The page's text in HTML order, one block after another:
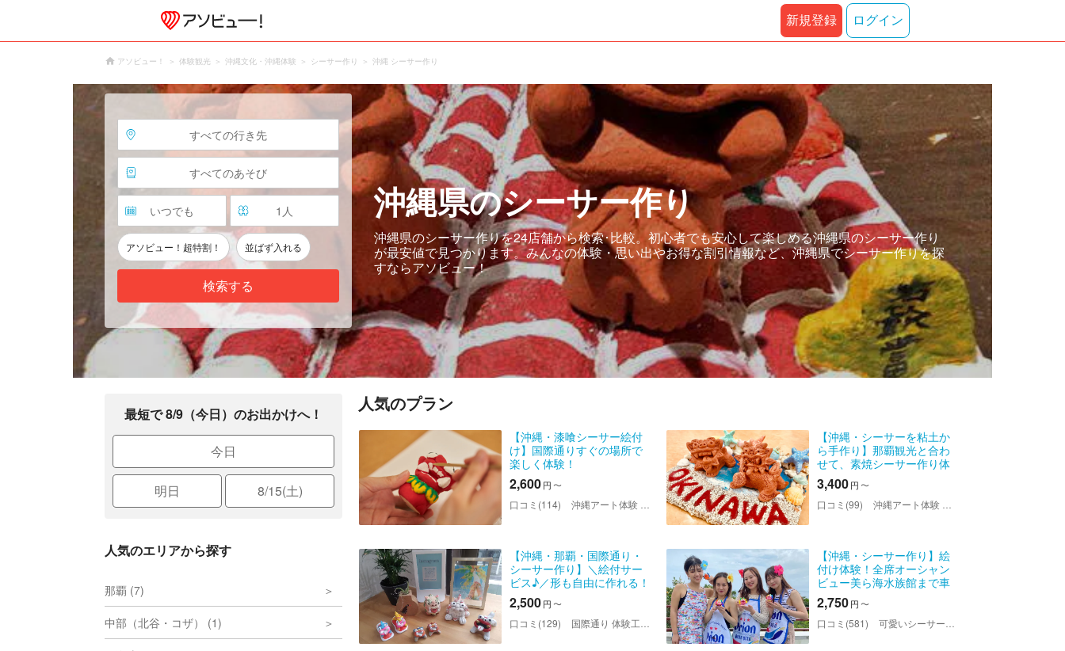
新規登録 ログイン
アソビュー！ 体験観光 沖縄文化・沖縄体験 シーサー作り 沖縄 シーサー作り
すべての行き先
すべてのあそび
いつでも 1 人
アソビュー！超特割！ 並ばず入れる
検索する
沖縄県のシーサー作り
沖縄県のシーサー作りを24店舗から検索･比較。初心者でも安心して楽しめる沖縄県のシーサー作り
が最安値で見つかります。みんなの体験・思い出やお得な割引情報など、沖縄県でシーサー作りを探
すならアソビュー！
最短で 8/9（今日）のお出かけへ！
今日
明日 8/15(土)
人気のエリアから探す
那覇 (7)
中部（北谷・コザ） (1)
人気のプラン
【沖縄・漆喰シーサー絵付
け】国際通りすぐの場所で
楽しく体験！
2,600円 〜
口コミ(114) 沖縄アート体験 美ら風（ちゅらかじ）
【沖縄・シーサーを粘土か
ら手作り】那覇観光と合わ
せて、素焼シーサー作り体
験
3,400円 〜
口コミ(99) 沖縄アート体験 美ら風（ちゅらかじ）
【沖縄・那覇・国際通り・
シーサー作り】＼絵付サー
ビス♪／形も自由に作れる！
個性溢れるシーサーを作ろ
う(1体)
2,500円 〜
口コミ(129) 国際通り 体験工房 TRIP CRAFT NAHA
【沖縄・シーサー作り】絵
付け体験！全席オーシャン
ビュー美ら海水族館まで車
で1分！可愛いシーサー専門
店！乳幼児の参加OK！
2,750円 〜
口コミ(581) 可愛いシーサー専門店 まいまいシーサー